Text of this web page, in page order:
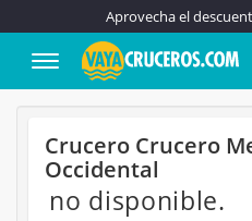
Aprovecha el
Crucero Crucero
Occidental
no disponible.